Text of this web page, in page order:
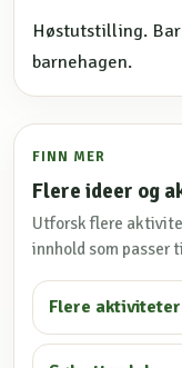
Høstutstilling.
barnehagen.
FINN MER
Flere ideer og
Utforsk flere
innhold som passer
Flere aktiviteter